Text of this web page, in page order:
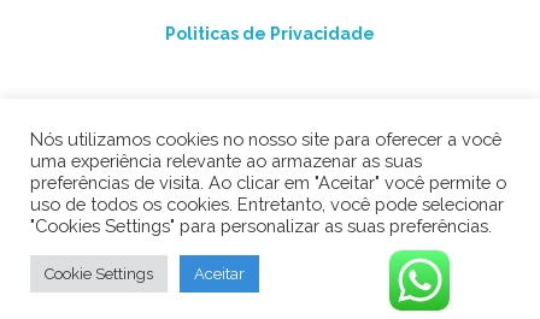
Politicas de Privacidade
©2026 Arduino e Cia
Nós utilizamos cookies no nosso site para oferecer a você
uma experiência relevante ao armazenar as suas
preferências de visita. Ao clicar em "Aceitar" você permite o
uso de todos os cookies. Entretanto, você pode selecionar
"Cookies Settings" para personalizar as suas preferências.
Cookie Settings Aceitar